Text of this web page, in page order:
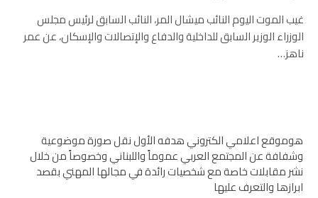
غيب الموت اليوم النائب ميشال المر، النائب السابق لرئيس مجلس
الوزراء الوزير السابق للداخلية والدفاع والإتصالات والإسكان، عن عمر
ناهز…
هوموقع اعلامي الكتروني هدفه الأول نقل صورة موضوعية
وشفافة عن المجتمع العربي عموماً واللبناني وخصوصاً من خلال
نشر مقابلات خاصة مع شخصيات رائدة في مجالها المهني بقصد
ابرازها والتعرف عليها